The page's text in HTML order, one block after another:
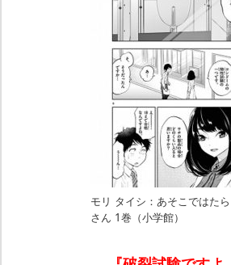
モリ タイシ：あそこではた
さん 1巻（小学館）